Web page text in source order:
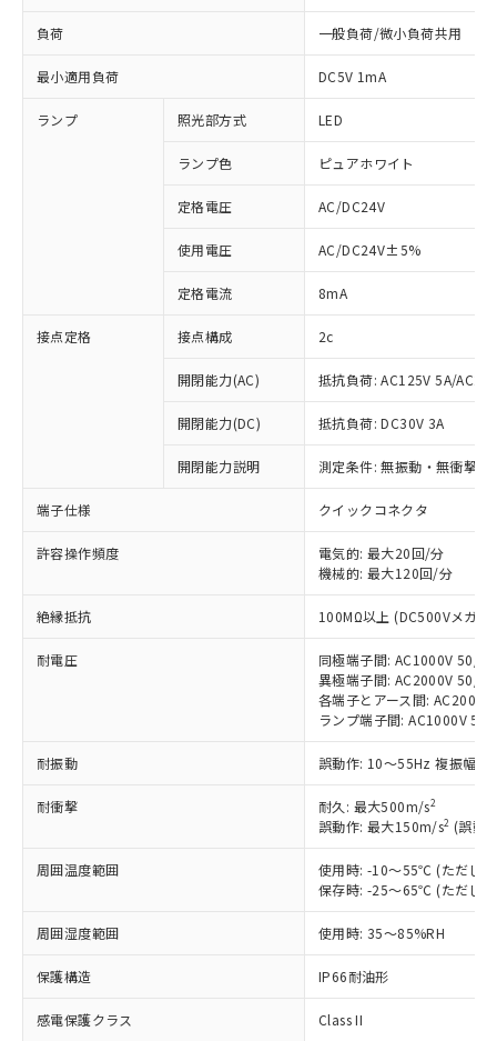
負荷 一般負荷/微小負荷共用
最小適用負荷 DC5V 1mA
ランプ 照光部方式 LED
ランプ色 ピュアホワイト
定格電圧 AC/DC24V
使用電圧 AC/DC24V±5%
定格電流 8mA
接点定格 接点構成 2c
開閉能力(AC) 抵抗負荷: AC125V 5A/
開閉能力(DC) 抵抗負荷: DC30V 3A
開閉能力説明 測定条件: 無振動・無衝撃
端子仕様 クイックコネクタ
許容操作頻度
電気的: 最大20回/分
機械的: 最大120回/分
絶縁抵抗 100MΩ以上 (DC500Vメガ)
耐電圧
同極端子間: AC1000V 50/
異極端子間: AC2000V 50/
各端子とアース間:
ランプ端子間: AC1000V
耐振動 誤動作: 10～55Hz 複振幅
耐衝撃 耐久: 最大500m/s2
誤動作: 最大150m/s2 (誤動
周囲温度範囲
使用時: -10～55℃ (ただし
保存時: -25～65℃ (ただし
周囲湿度範囲 使用時: 35～85%RH
保護構造 IP66耐油形
感電保護クラス Class II
ご利用条件
以下の条件をお読みいただき、同意のうえ
本サービスは、当社制御機器事業取扱
商品の当社在庫状況および標準価格
(税抜)を提供させていただくもので
当社制御機器事業取扱商品の中には、
本サービスの対象外となる商品もある
在庫状況および標準価格照会結果は、
記載している更新日時点での社内デー
タに基づき作成されるものであり、閲
覧された時点での実際の在庫および標
準価格とは異なる場合があることをご
了承ください。
※1 対応状況
対応済み：EU RoHS指令（10物質）の
非含有に対応した製品が提供可能な商品で
対応予定：EU RoHS指令（10物質）の非含
有に対応した製品に切り替える予定のある
対応予定なし：EU RoHS指令（10物質）の
非含有に非対応の商品で、対応品を出す予
調査・確認中：EU RoHS指令（10物質）の
非含有の対応状況を調査中または確認中の
非該当品：ライセンス料など無形物で、有
害物質有無と関係のない商品です。
仕入先様の事情により、非含有部品として
いたものが、含有品と判明した場合などや
むを得ず変更することがあります。
ミウム(Cd) 100ppm以下、
六価クロム(Cr(Ⅵ)) 1000ppm以下、ポリ臭化ビフェニル
類(PBB) 1000ppm以下、ポリ臭化ジフェニルエーテル類
(PBDE) 1000ppm以下、フタル酸ビス(2-エチルヘキシ
「○」：最大均質材料含有率が中国RoHSの
基準値以下であることを示します。
「×」：最大均質材料含有率が中国RoHSの
基準値を超えていることを示します。
「－」：未確認です。当社販売部門へお問
Pb(鉛) :1000ppm、 Hg(水銀) : 1000ppm、 Cd(カドミウ
Cr(Ⅵ)(六価クロム) : 1000ppm、 PBBs(ポリ臭化ビフェ
当社は、これら貴社製品のうち、外国
為替および外国貿易法に定める商品
（以下｢規制貨物等」という）を輸出
または国外への提供する場合は、日本
国政府の輸出許可(または役務取引許
可)を取得するなどの必要な手続きを
とります。